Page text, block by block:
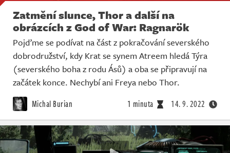
Zatmění slunce, Thor a další na
obrázcích z God of War: Ragnarök
Pojďme se podívat na část z pokračování severského
dobrodružství, kdy Krat se synem Atreem hledá Týra
(severského boha z rodu Ásů) a oba se připravují na
začátek konce. Nechybí ani Freya nebo Thor.
Michal Burian 1 minuta 14. 9. 2022